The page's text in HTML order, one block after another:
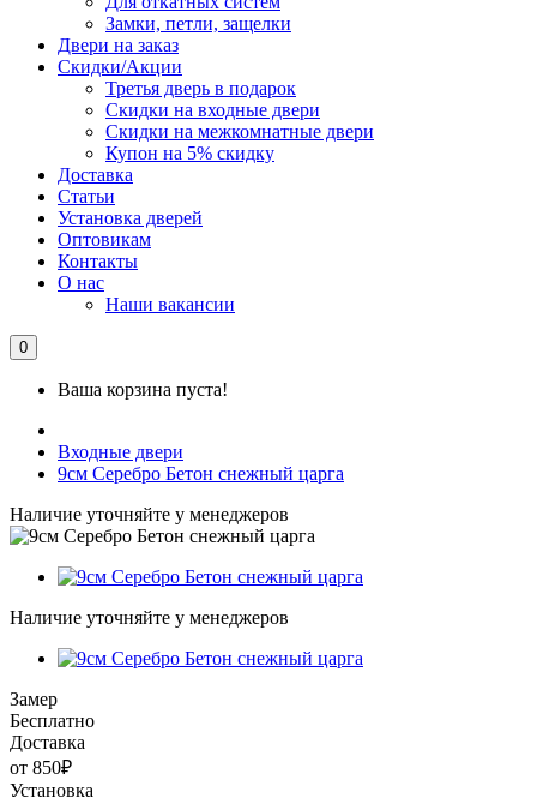
Замки, петли, защелки
Двери на заказ
Скидки/Акции
Третья дверь в подарок
Скидки на входные двери
Скидки на межкомнатные двери
Купон на 5% скидку
Доставка
Статьи
Установка дверей
Оптовикам
Контакты
О нас
Наши вакансии
0
Ваша корзина пуста!
Входные двери
9см Серебро Бетон снежный царга
Наличие уточняйте у менеджеров
Наличие уточняйте у менеджеров
Замер
Бесплатно
Доставка
от 850₽
Установка